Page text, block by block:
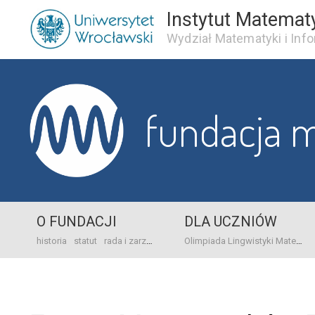
Instytut
Wydział Matematyki i
fundacja
O FUNDACJI
historia statut rada i zarząd dane bankowo-adresowe kontakt
DLA UCZNIÓW
Olimpiada Lingwistyki Matematycznej